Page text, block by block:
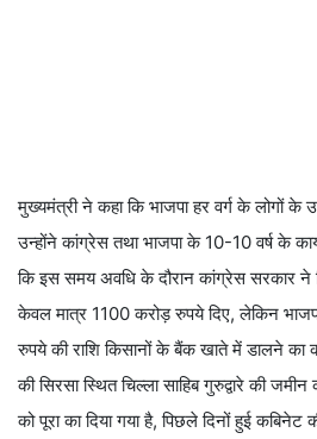
मुख्यमंत्री ने कहा कि भाजपा हर वर्ग के लोगों के
उन्होंने कांग्रेस तथा भाजपा के 10-10 वर्ष के
कि इस समय अवधि के दौरान कांग्रेस सरकार ने
केवल मात्र 1100 करोड़ रुपये दिए, लेकिन
रुपये की राशि किसानों के बैंक खाते में डालने का
की सिरसा स्थित चिल्ला साहिब गुरुद्वारे की
को पूरा का दिया गया है, पिछले दिनों हुई